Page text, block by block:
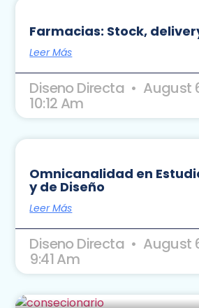
Farmacias: Stock,
Leer Más
Diseno Directa August
10:12 Am
Omnicanalidad en
y de Diseño
Leer Más
Diseno Directa August
9:41 Am